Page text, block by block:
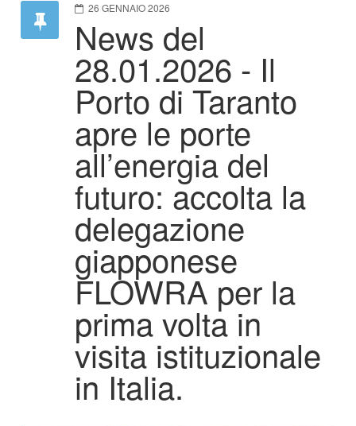
26 GENNAIO 2026
News del
28.01.2026 - Il
Porto di Taranto
apre le porte
all’energia del
futuro: accolta la
delegazione
giapponese
FLOWRA per la
prima volta in
visita istituzionale
in Italia.